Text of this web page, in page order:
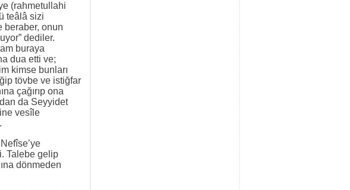
(rahmetullahi
teâlâ sizi
beraber, onun
dediler.
buraya
dua etti ve;
kimse bunları
tövbe ve istiğfar
çağırıp ona
da Seyyidet
vesîle
Talebe gelip
dönmeden